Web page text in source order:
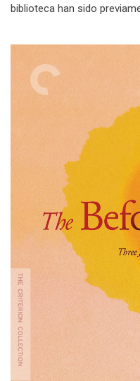
biblioteca han sido